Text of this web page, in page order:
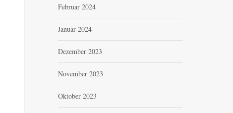
Februar 2024
Januar 2024
Dezember 2023
November 2023
Oktober 2023